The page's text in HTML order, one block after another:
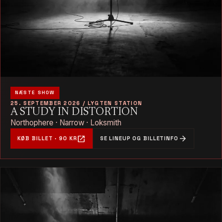
NÆSTE SHOW
25. SEPTEMBER 2026 / LYGTEN STATION
A STUDY IN DISTORTION
Northophere · Narrow · Loksmith
KØB BILLET · 90 KR open_in_new SE LINEUP OG BILLETINFO arrow_forward